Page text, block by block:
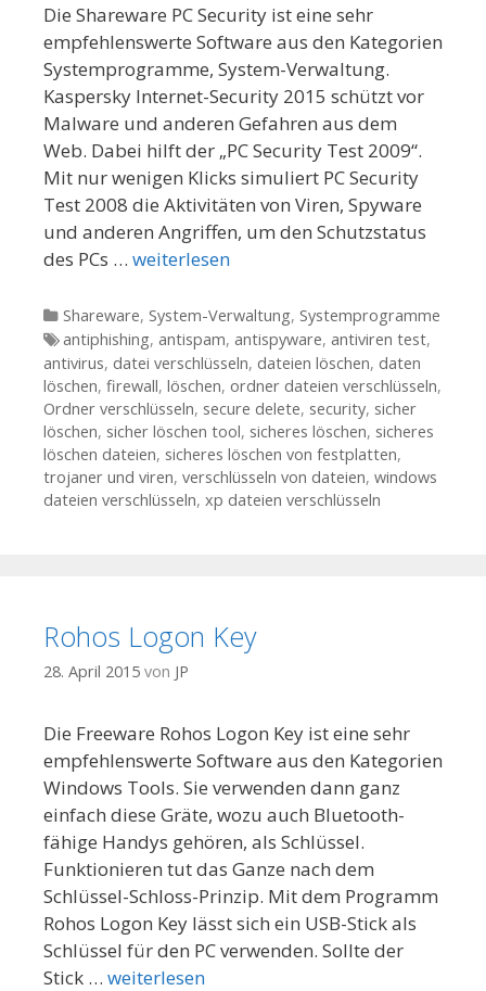
Die Shareware PC Security ist eine sehr
empfehlenswerte Software aus den Kategorien
Systemprogramme, System-Verwaltung.
Kaspersky Internet-Security 2015 schützt vor
Malware und anderen Gefahren aus dem
Web. Dabei hilft der „PC Security Test 2009“.
Mit nur wenigen Klicks simuliert PC Security
Test 2008 die Aktivitäten von Viren, Spyware
und anderen Angriffen, um den Schutzstatus
des PCs … weiterlesen
Kategorien
Shareware, System-Verwaltung, Systemprogramme
Tags
antiphishing, antispam, antispyware, antiviren test,
antivirus, datei verschlüsseln, dateien löschen, daten
löschen, firewall, löschen, ordner dateien verschlüsseln,
Ordner verschlüsseln, secure delete, security, sicher
löschen, sicher löschen tool, sicheres löschen, sicheres
löschen dateien, sicheres löschen von festplatten,
trojaner und viren, verschlüsseln von dateien, windows
dateien verschlüsseln, xp dateien verschlüsseln
Rohos Logon Key
28. April 2015 von JP
Die Freeware Rohos Logon Key ist eine sehr
empfehlenswerte Software aus den Kategorien
Windows Tools. Sie verwenden dann ganz
einfach diese Gräte, wozu auch Bluetooth-
fähige Handys gehören, als Schlüssel.
Funktionieren tut das Ganze nach dem
Schlüssel-Schloss-Prinzip. Mit dem Programm
Rohos Logon Key lässt sich ein USB-Stick als
Schlüssel für den PC verwenden. Sollte der
Stick … weiterlesen